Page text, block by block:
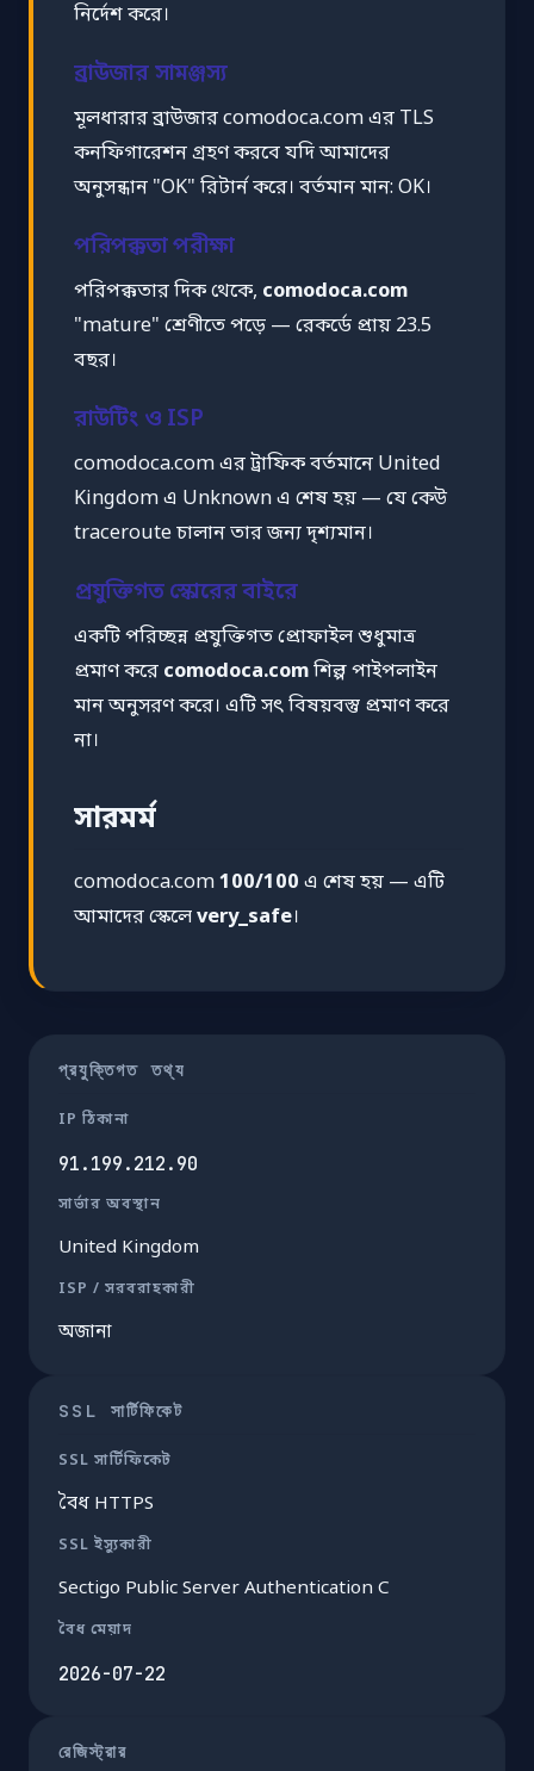
নির্দেশ করে।
ব্রাউজার সামঞ্জস্য
মূলধারার ব্রাউজার comodoca.com এর TLS
কনফিগারেশন গ্রহণ করবে যদি আমাদের
অনুসন্ধান "OK" রিটার্ন করে। বর্তমান মান: OK।
পরিপক্কতা পরীক্ষা
পরিপক্কতার দিক থেকে, comodoca.com
"mature" শ্রেণীতে পড়ে — রেকর্ডে প্রায় 23.5
বছর।
রাউটিং ও ISP
comodoca.com এর ট্রাফিক বর্তমানে United
Kingdom এ Unknown এ শেষ হয় — যে কেউ
traceroute চালান তার জন্য দৃশ্যমান।
প্রযুক্তিগত স্কোরের বাইরে
একটি পরিচ্ছন্ন প্রযুক্তিগত প্রোফাইল শুধুমাত্র
প্রমাণ করে comodoca.comশিল্প পাইপলাইন
মান অনুসরণ করে। এটি সৎ বিষয়বস্তু প্রমাণ করে
না।
সারমর্ম
comodoca.com100/100 এ শেষ হয় — এটি
আমাদের স্কেলেvery_safe।
প্রযুক্তিগত তথ্য
IP ঠিকানা
91.199.212.90
সার্ভার অবস্থান
United Kingdom
ISP / সরবরাহকারী
অজানা
SSL সার্টিফিকেট
SSL সার্টিফিকেট
বৈধ HTTPS
SSL ইস্যুকারী
Sectigo Public Server Authentication C
বৈধ মেয়াদ
2026-07-22
রেজিস্ট্রার